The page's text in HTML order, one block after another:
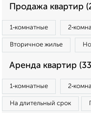
Продажа квартир
1‑комнатные
Вторичное жилье
Аренда квартир
1‑комнатные
На длительный срок